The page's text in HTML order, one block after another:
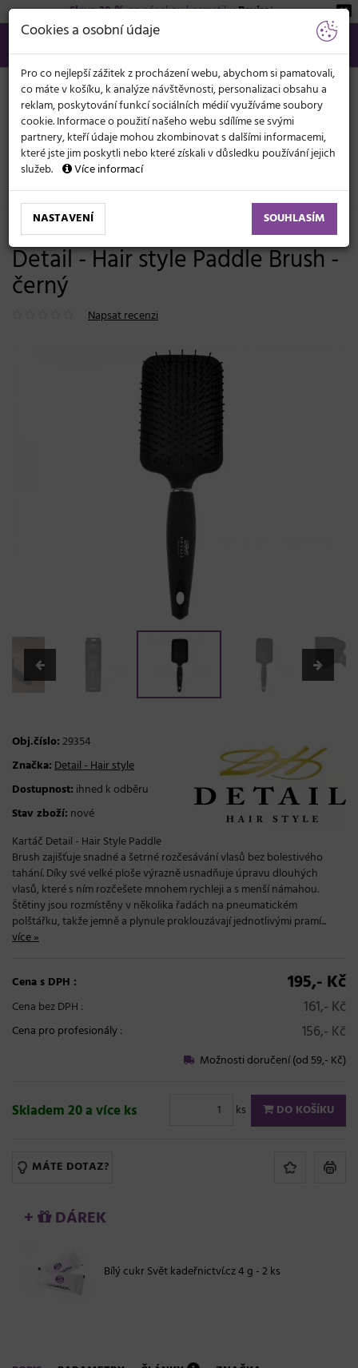
Sleva 20 %na pánskou kosmetikuBeviro!
566 440 099
info@svetkadernictvi.cz
Po−pá: 8−17
Vše o nákupu Kč
KATEGORIE
MENU
Kadeřnické potřeby Kartáče Na rozčesávání
Kartáč na rozčesávání vlasů
Detail - Hair style Paddle Brush -
černý
Napsat recenzi
Obj.číslo:29354
Značka:Detail - Hair style
Dostupnost: ihned k odběru
Stav zboží: nové
Kartáč Detail - Hair Style Paddle
Brush zajišťuje snadné a šetrné rozčesávání vlasů bez bolestivého
tahání. Díky své velké ploše výrazně usnadňuje úpravu dlouhých
vlasů, které s ním rozčešete mnohem rychleji a s menší námahou.
Štětiny jsou rozmístěny v několika řadách na pneumatickém
polštářku, takže jemně a plynule proklouzávají jednotlivými pramí...
více »
Cena s DPH : 195,- Kč
Cena bez DPH : 161,- Kč
Cena pro profesionály: 156,- Kč
Možnosti doručení (od 59,- Kč)
Skladem 20 a více ks ks DO KOŠÍKU
MÁTE DOTAZ?
+ DÁREK
Bílý cukr Svět kadeřnictví.cz 4 g - 2 ks
Cookies a osobní údaje
Pro co nejlepší zážitek z procházení webu, abychom si pamatovali,
co máte v košíku, k analýze návštěvnosti, personalizaci obsahu a
reklam, poskytování funkcí sociálních médií využíváme soubory
cookie. Informace o použití našeho webu sdílíme se svými
partnery, kteří údaje mohou zkombinovat s dalšími informacemi,
které jste jim poskytli nebo které získali v důsledku používání jejich
služeb.
Více informací
NASTAVENÍ SOUHLASÍM